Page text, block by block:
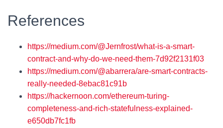
References
https://medium.com/@Jernfrost/what-is-a-smart-
contract-and-why-do-we-need-them-7d92f2131f03
https://medium.com/@abarrera/are-smart-contracts-
really-needed-8ebac81c91b
https://hackernoon.com/ethereum-turing-
completeness-and-rich-statefulness-explained-
e650db7fc1fb